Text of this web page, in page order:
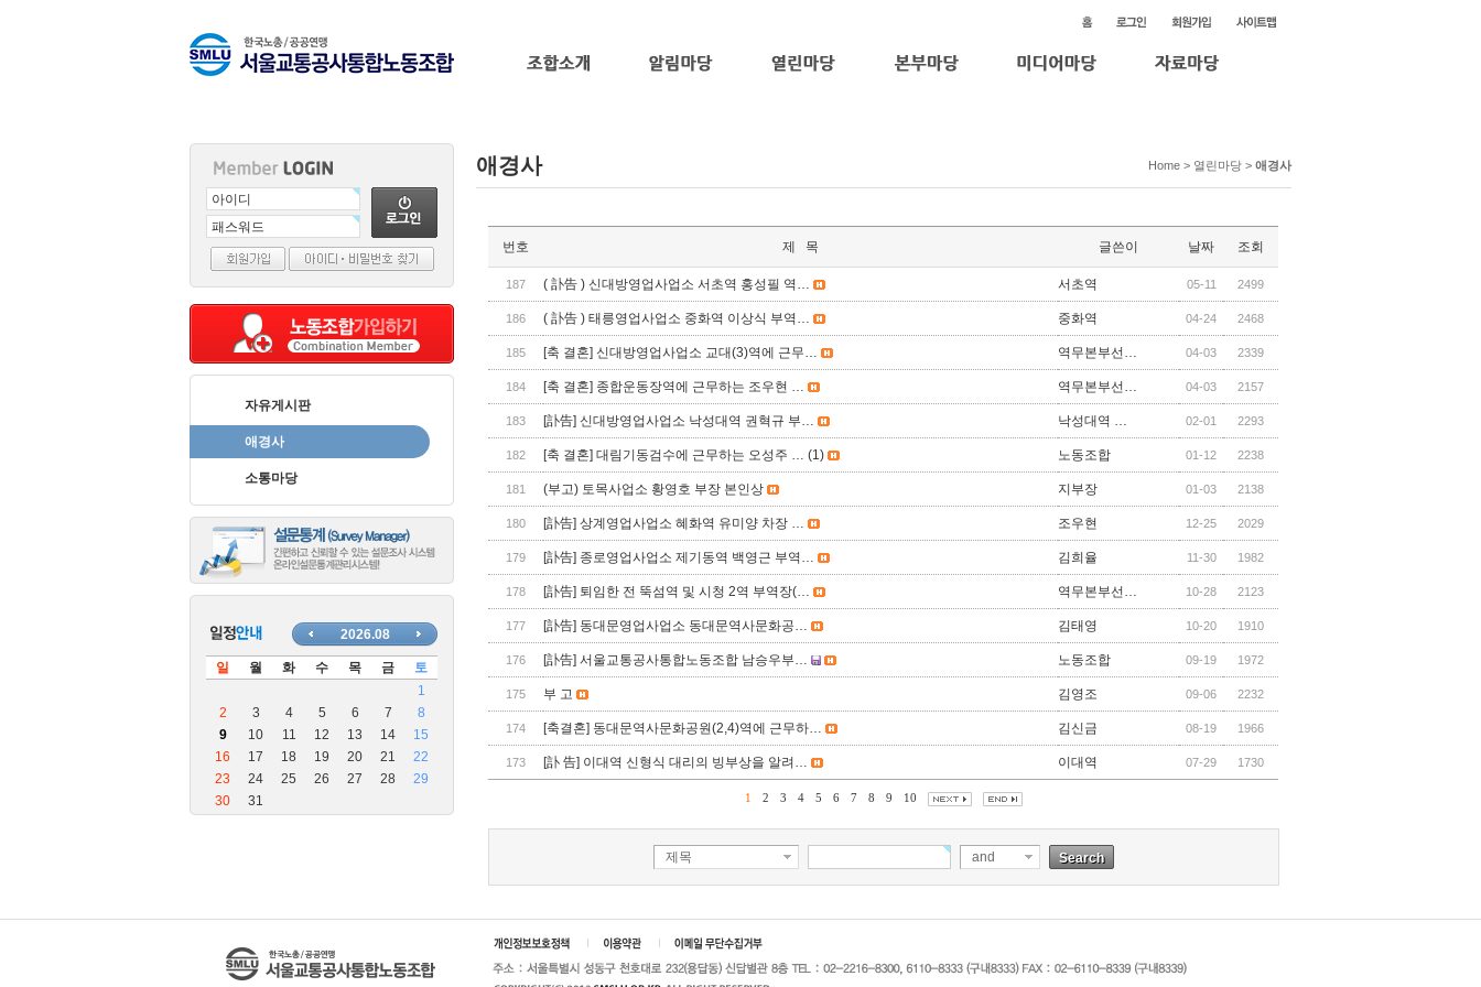
자유게시판
애경사
소통마당
애경사 Home > 열린마당 > 애경사
사
장
나
마
그
번호 제 목 글쓴이 날짜 조회
187 ( 訃告 ) 신대방영업사업소 서초역 홍성필 역… 서초역 05-11 2499
186 ( 訃告 ) 태릉영업사업소 중화역 이상식 부역… 중화역 04-24 2468
185 [축 결혼] 신대방영업사업소 교대(3)역에 근무… 역무본부선… 04-03 2339
184 [축 결혼] 종합운동장역에 근무하는 조우현 … 역무본부선… 04-03 2157
183 [訃告] 신대방영업사업소 낙성대역 권혁규 부… 낙성대역 … 02-01 2293
182 [축 결혼] 대림기동검수에 근무하는 오성주 … (1) 노동조합 01-12 2238
181 (부고) 토목사업소 황영호 부장 본인상 지부장 01-03 2138
180 [訃告] 상계영업사업소 혜화역 유미양 차장 … 조우현 12-25 2029
179 [訃告] 종로영업사업소 제기동역 백영근 부역… 김희율 11-30 1982
178 [訃告] 퇴임한 전 뚝섬역 및 시청 2역 부역장(… 역무본부선… 10-28 2123
177 [訃告] 동대문영업사업소 동대문역사문화공… 김태영 10-20 1910
176 [訃告] 서울교통공사통합노동조합 남승우부… 노동조합 09-19 1972
175 부 고 김영조 09-06 2232
174 [축결혼] 동대문역사문화공원(2,4)역에 근무하… 김신금 08-19 1966
173 [訃 告] 이대역 신형식 대리의 빙부상을 알려… 이대역 07-29 1730
1 2 3 4 5 6 7 8 9 10
제목 and